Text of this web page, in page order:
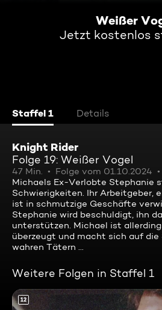
Weißer
Jetzt kostenlos
Staffel 1 Details
Knight Rider
Folge 19: Weißer Vogel
47 Min. Folge vom 01.10.2024
Michaels Ex-Verlobte Stephanie
Schwierigkeiten. Ihr Arbeitgeber,
ist in schmutzige Geschäfte
Stephanie wird beschuldigt, ihn
unterstützen. Michael ist
überzeugt und macht sich auf die
wahren Tätern ...
Weitere Folgen in Staffel 1
12